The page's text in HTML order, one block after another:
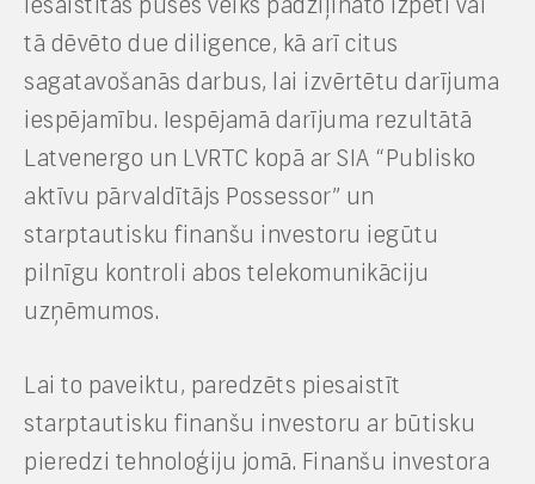
tā dēvēto due diligence, kā arī citus
sagatavošanās darbus, lai izvērtētu darījuma
iespējamību. Iespējamā darījuma rezultātā
Latvenergo un LVRTC kopā ar SIA “Publisko
aktīvu pārvaldītājs Possessor” un
starptautisku finanšu investoru iegūtu
pilnīgu kontroli abos telekomunikāciju
uzņēmumos.
Lai to paveiktu, paredzēts piesaistīt
starptautisku finanšu investoru ar būtisku
pieredzi tehnoloģiju jomā. Finanšu investora